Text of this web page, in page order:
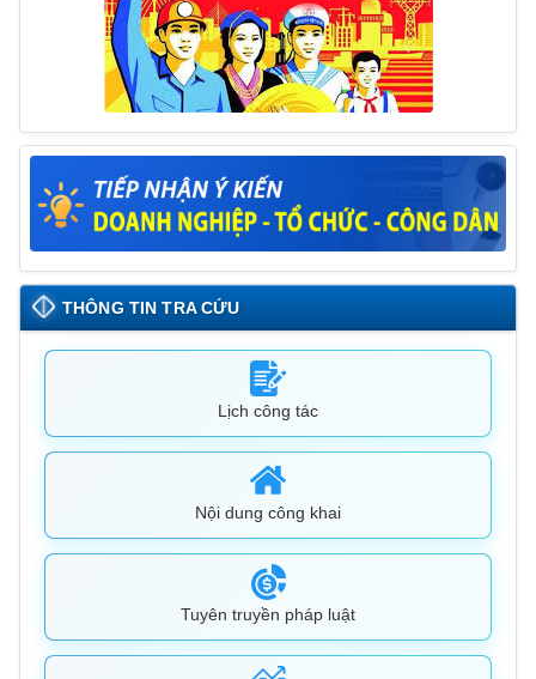
THÔNG TIN TRA CỨU
Lịch công tác
Nội dung công khai
Tuyên truyền pháp luật